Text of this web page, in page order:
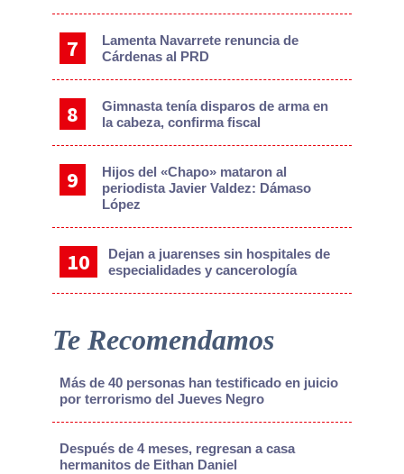
Lamenta Navarrete renuncia de
Cárdenas al PRD
Gimnasta tenía disparos de arma en
la cabeza, confirma fiscal
Hijos del «Chapo» mataron al
periodista Javier Valdez: Dámaso
López
Dejan a juarenses sin hospitales de
especialidades y cancerología
Te Recomendamos
Más de 40 personas han testificado en juicio
por terrorismo del Jueves Negro
Después de 4 meses, regresan a casa
hermanitos de Eithan Daniel